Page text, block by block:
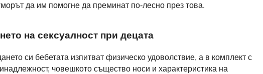
да им помогне да преминат по-лесно през това.
на сексуалност при децата
си бебетата изпитват физическо удоволствие, а в комплект с
човешкото същество носи и характеристика на